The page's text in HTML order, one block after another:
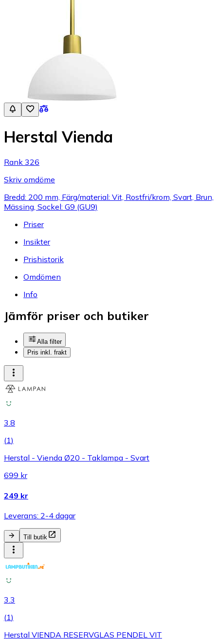
Herstal Vienda
Rank 326
Skriv omdöme
Bredd: 200 mm, Färg/material: Vit, Rostfri/krom, Svart, Brun,
Mässing, Sockel: G9 (GU9)
Priser
Insikter
Prishistorik
Omdömen
Info
Jämför priser och butiker
Alla filter
Pris inkl. frakt
3.8
(1)
Herstal - Vienda Ø20 - Taklampa - Svart
699 kr
249 kr
Leverans: 2-4 dagar
Till butik
3.3
(1)
Herstal VIENDA RESERVGLAS PENDEL VIT